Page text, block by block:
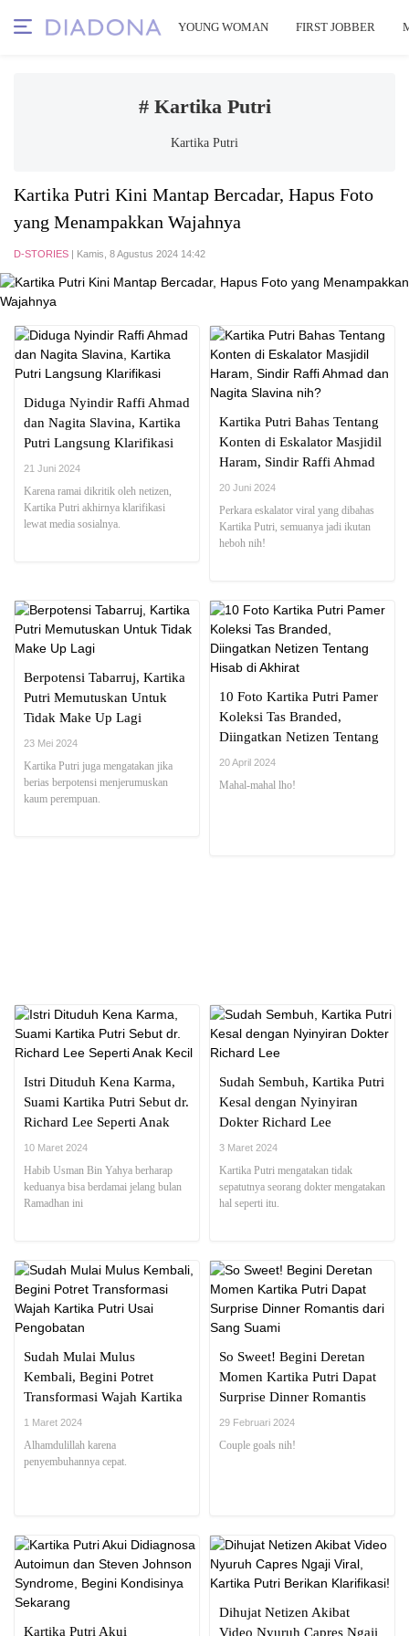
YOUNG WOMAN FIRST JOBBER
# Kartika Putri
Kartika Putri
Kartika Putri Kini Mantap Bercadar, Hapus Foto
yang Menampakkan Wajahnya
D-STORIES | Kamis, 8 Agustus 2024 14:42
Diduga Nyindir Raffi Ahmad
dan Nagita Slavina, Kartika
Putri Langsung Klarifikasi
21 Juni 2024
Karena ramai dikritik oleh netizen,
Kartika Putri akhirnya klarifikasi
lewat media sosialnya.
Kartika Putri Bahas Tentang
Konten di Eskalator Masjidil
Haram, Sindir Raffi Ahmad
dan Nagita Slavina nih?
20 Juni 2024
Perkara eskalator viral yang dibahas
Kartika Putri, semuanya jadi ikutan
heboh nih!
Berpotensi Tabarruj, Kartika
Putri Memutuskan Untuk
Tidak Make Up Lagi
23 Mei 2024
Kartika Putri juga mengatakan jika
berias berpotensi menjerumuskan
kaum perempuan.
10 Foto Kartika Putri Pamer
Koleksi Tas Branded,
Diingatkan Netizen Tentang
Hisab di Akhirat
20 April 2024
Mahal-mahal lho!
Istri Dituduh Kena Karma,
Suami Kartika Putri Sebut dr.
Richard Lee Seperti Anak
Kecil
10 Maret 2024
Habib Usman Bin Yahya berharap
keduanya bisa berdamai jelang bulan
Ramadhan ini
Sudah Sembuh, Kartika Putri
Kesal dengan Nyinyiran
Dokter Richard Lee
3 Maret 2024
Kartika Putri mengatakan tidak
sepatutnya seorang dokter mengatakan
hal seperti itu.
Sudah Mulai Mulus
Kembali, Begini Potret
Transformasi Wajah Kartika
Putri Usai Pengobatan
1 Maret 2024
Alhamdulillah karena
penyembuhannya cepat.
So Sweet! Begini Deretan
Momen Kartika Putri Dapat
Surprise Dinner Romantis
dari Sang Suami
29 Februari 2024
Couple goals nih!
Kartika Putri Akui
Dihujat Netizen Akibat
Video Nyuruh Capres Ngaji